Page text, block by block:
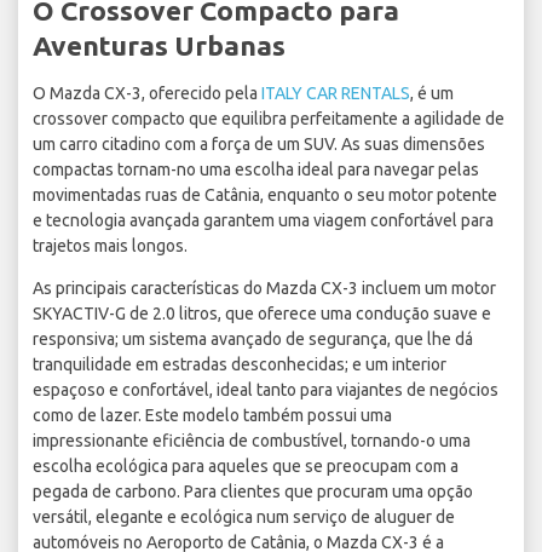
O Crossover Compacto para
Aventuras Urbanas
O Mazda CX-3, oferecido pela ITALY CAR RENTALS, é um
crossover compacto que equilibra perfeitamente a agilidade de
um carro citadino com a força de um SUV. As suas dimensões
compactas tornam-no uma escolha ideal para navegar pelas
movimentadas ruas de Catânia, enquanto o seu motor potente
e tecnologia avançada garantem uma viagem confortável para
trajetos mais longos.
As principais características do Mazda CX-3 incluem um motor
SKYACTIV-G de 2.0 litros, que oferece uma condução suave e
responsiva; um sistema avançado de segurança, que lhe dá
tranquilidade em estradas desconhecidas; e um interior
espaçoso e confortável, ideal tanto para viajantes de negócios
como de lazer. Este modelo também possui uma
impressionante eficiência de combustível, tornando-o uma
escolha ecológica para aqueles que se preocupam com a
pegada de carbono. Para clientes que procuram uma opção
versátil, elegante e ecológica num serviço de aluguer de
automóveis no Aeroporto de Catânia, o Mazda CX-3 é a